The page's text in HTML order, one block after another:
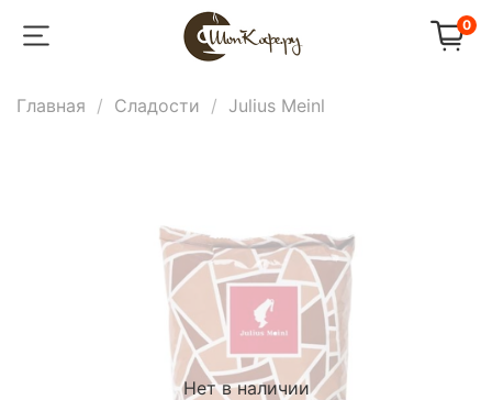
0
Главная Сладости Julius Meinl
Нет в наличии